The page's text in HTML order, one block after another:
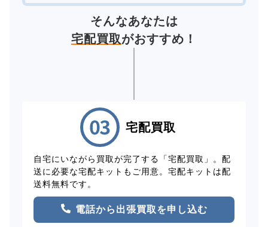
そんなあなたは
宅配買取がおすすめ！
宅配買取
自宅にいながら買取が完了する「宅配買取」。配
送に必要な宅配キットもご用意。宅配キットは配
送料無料です。
電話から出張買取を申し込む